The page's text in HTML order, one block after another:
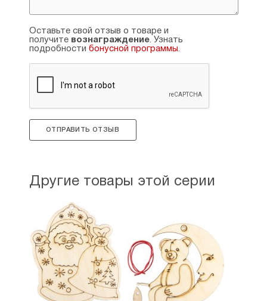
Оставьте свой отзыв о товаре и
получите вознаграждение. Узнать
подробности бонусной программы.
ОТПРАВИТЬ ОТЗЫВ
Другие товары этой серии